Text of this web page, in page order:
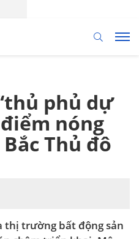
phủ dự
nóng
Thủ đô
thị trường bất động sản